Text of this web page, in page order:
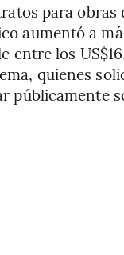
para
aumentó a
entre los
quienes
públicamente